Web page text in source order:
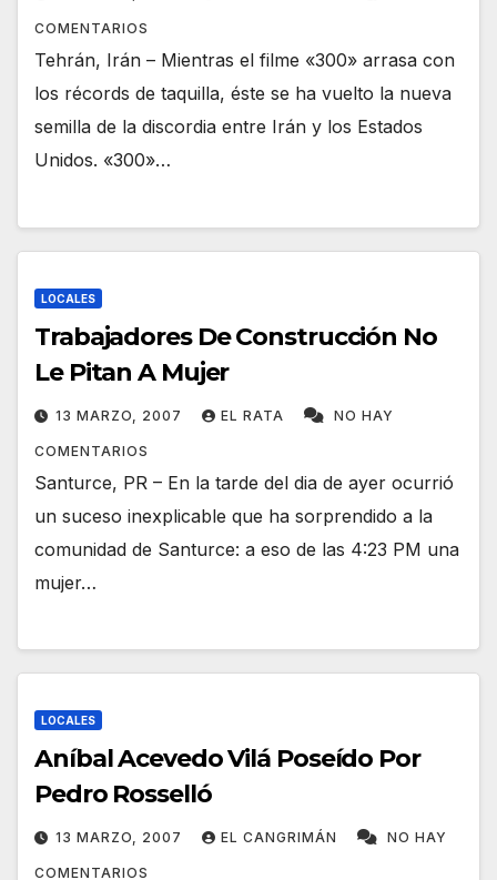
COMENTARIOS
Tehrán, Irán – Mientras el filme «300» arrasa con
los récords de taquilla, éste se ha vuelto la nueva
semilla de la discordia entre Irán y los Estados
Unidos. «300»…
LOCALES
Trabajadores De Construcción No
Le Pitan A Mujer
13 MARZO, 2007 EL RATA NO HAY
COMENTARIOS
Santurce, PR – En la tarde del dia de ayer ocurrió
un suceso inexplicable que ha sorprendido a la
comunidad de Santurce: a eso de las 4:23 PM una
mujer…
LOCALES
Aníbal Acevedo Vilá Poseído Por
Pedro Rosselló
13 MARZO, 2007 EL CANGRIMÁN NO HAY
COMENTARIOS